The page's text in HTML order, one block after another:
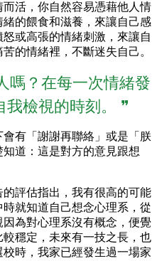
活，你自然容易憑藉他人情
的餵食和滋養，來讓自己感
或高張的情緒刺激，來讓自
的情緒裡，不斷迷失自己。
嗎？在每一次情緒發
我檢視的時刻。 ❞
有「謝謝再聯絡」或是「朕
道：這是對方的意見跟想
評估指出，我有很高的可能
就知道自己想念心理系，從
為對心理系沒有概念，便覺
穩定，未來有一技之長，也
時，我家已經發生過一場家